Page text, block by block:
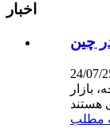
اخبار
چین
بازار
مطلب